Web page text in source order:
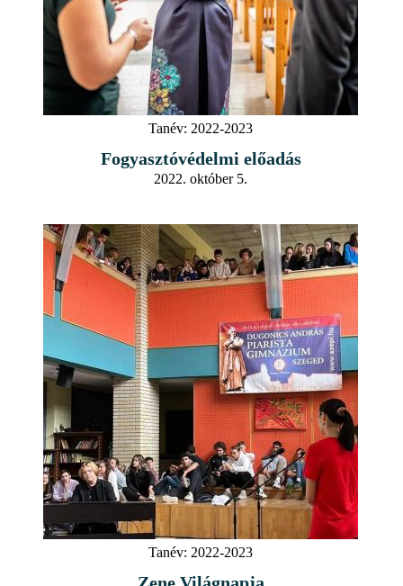
Tanév: 2022-2023
Fogyasztóvédelmi előadás
2022. október 5.
Tanév: 2022-2023